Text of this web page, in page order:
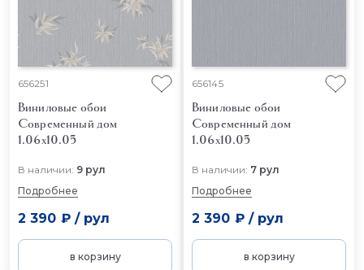
656251
Виниловые обои
Современный дом
1.06x10.05
В наличии: 9 рул
Подробнее
2 390 ₽/ рул
в корзину
656145
Виниловые обои
Современный дом
1.06x10.05
В наличии: 7 рул
Подробнее
2 390 ₽/ рул
в корзину